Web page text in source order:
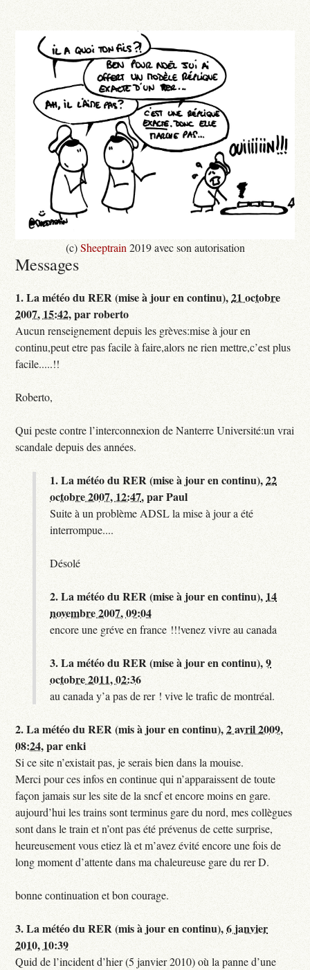
(c)Sheeptrain 2019 avec son autorisation
Messages
1.La météo du RER (mise à jour en continu),21 octobre
2007, 15:42,parroberto
Aucun renseignement depuis les grèves:mise à jour en
continu,peut etre pas facile à faire,alors ne rien mettre,c’est plus
facile.....!!
Roberto,
Qui peste contre l’interconnexion de Nanterre Université:un vrai
scandale depuis des années.
1.La météo du RER (mise à jour en continu),22
octobre 2007, 12:47,parPaul
Suite à un problème ADSL la mise à jour a été
interrompue....
Désolé
2.La météo du RER (mise à jour en continu), 14
novembre 2007, 09:04
encore une gréve en france !!!venez vivre au canada
3.La météo du RER (mise à jour en continu),9
octobre 2011, 02:36
au canada y’a pas de rer ! vive le trafic de montréal.
2.La météo du RER (mis à jour en continu),2 avril 2009,
08:24,parenki
Si ce site n’existait pas, je serais bien dans la mouise.
Merci pour ces infos en continue qui n’apparaissent de toute
façon jamais sur les site de la sncf et encore moins en gare.
aujourd’hui les trains sont terminus gare du nord, mes collègues
sont dans le train et n’ont pas été prévenus de cette surprise,
heureusement vous etiez là et m’avez évité encore une fois de
long moment d’attente dans ma chaleureuse gare du rer D.
bonne continuation et bon courage.
3.La météo du RER (mis à jour en continu),6 janvier
2010, 10:39
Quid de l’incident d’hier (5 janvier 2010) où la panne d’une